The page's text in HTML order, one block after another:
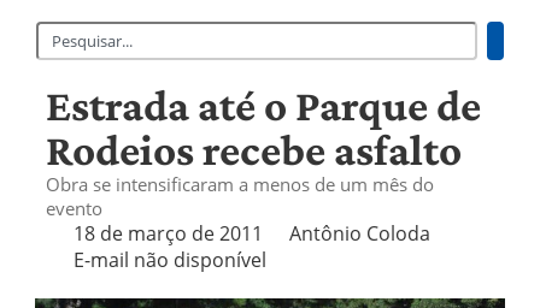
Estrada até o Parque de
Rodeios recebe asfalto
Obra se intensificaram a menos de um mês do
evento
18 de março de 2011
Antônio Coloda
E-mail não disponível